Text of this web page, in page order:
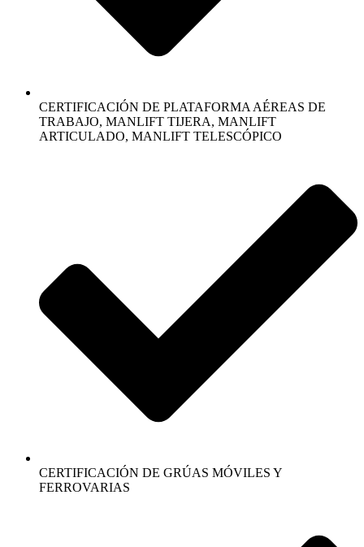
CERTIFICACIÓN DE PLATAFORMA AÉREAS DE
TRABAJO, MANLIFT TIJERA, MANLIFT
ARTICULADO, MANLIFT TELESCÓPICO
CERTIFICACIÓN DE GRÚAS MÓVILES Y
FERROVARIAS